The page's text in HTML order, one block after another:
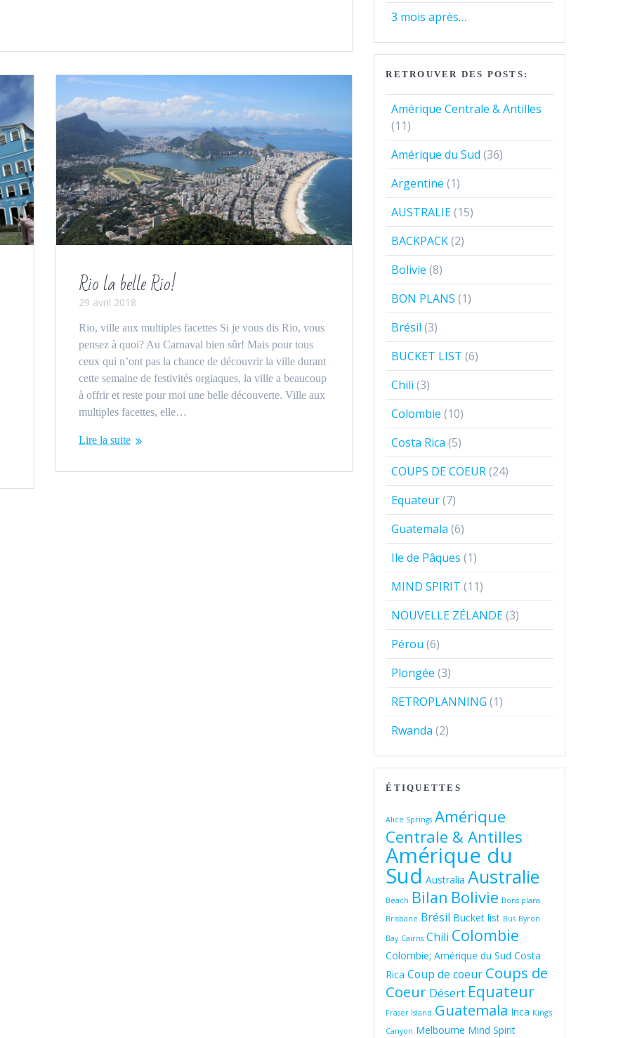
Rio la belle Rio!
29 avril 2018
Rio, ville aux multiples facettes Si je vous dis Rio, vous
pensez à quoi? Au Carnaval bien sûr! Mais pour tous
ceux qui n’ont pas la chance de découvrir la ville durant
cette semaine de festivités orgiaques, la ville a beaucoup
à offrir et reste pour moi une belle découverte. Ville aux
multiples facettes, elle…
Lire la suite
3 mois après…
RETROUVER DES POSTS:
Amérique Centrale & Antilles
(11)
Amérique du Sud (36)
Argentine (1)
AUSTRALIE(15)
BACKPACK(2)
Bolivie (8)
BON PLANS (1)
Brésil (3)
BUCKET LIST (6)
Chili (3)
Colombie (10)
Costa Rica (5)
COUPS DE COEUR(24)
Equateur(7)
Guatemala (6)
Ile de Pâques (1)
MIND SPIRIT (11)
NOUVELLE ZÉLANDE(3)
Pérou (6)
Plongée (3)
RETROPLANNING (1)
Rwanda (2)
ÉTIQUETTES
Alice Springs Amérique
Centrale & Antilles
Amérique du
Sud Australia Australie
Beach Bilan Bolivie Bons plans
Brisbane Brésil Bucket list Bus Byron
Bay Cairns Chili Colombie
Colombie; Amérique du Sud Costa
Rica Coup de coeur Coups de
Coeur Désert Equateur
Fraser Island Guatemala Inca King's
Canyon Melbourne Mind Spirit